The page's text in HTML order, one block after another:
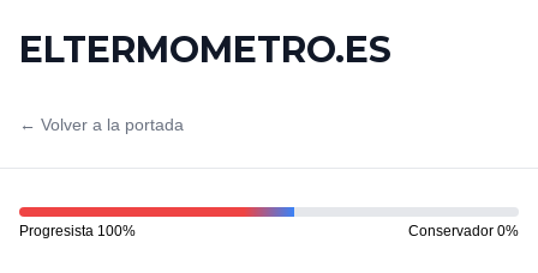
ELTERMOMETRO.ES
← Volver a la portada
Progresista 100% Conservador 0%